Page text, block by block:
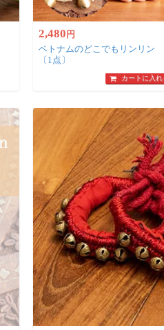
2,480円
ベトナムのどこでもリンリン
〔1点〕
カートに入れ